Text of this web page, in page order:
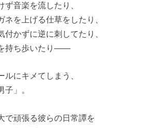
音楽を流したり、
ネを上げる仕草をしたり、
付かずに逆に刺してたり、
持ち歩いたり――
にキメてしまう、
」。
で頑張る彼らの日常譚を